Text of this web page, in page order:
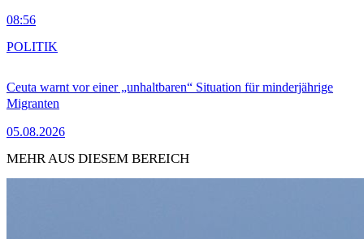
08:56
Ceuta warnt vor einer „unhaltbaren“ Situation für minderjährige
Migranten
05.08.2026
POLITIK
MEHR AUS DIESEM BEREICH